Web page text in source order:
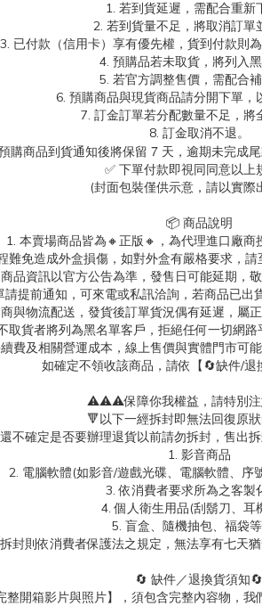
1. 若到貨延遲，需配合重新
2. 若到貨量不足，將取消訂單
3. 已付款（信用卡）享有優先權，貨到付款則
4. 預購品若未取貨，將列入黑
5. 若官方調整售價，需配合補
6. 預購商品與現貨商品請分開下單，
7. 訂金訂單若分配數量不足，將
8. 訂金取消不退。
購商品到貨通知後將保留 7 天，逾期未完成
✅ 下單付款即視同同意以上
(封面包裝僅供示意，請以實際
📦 商品說明
1. 本賣場商品皆為🔸正版🔸，為代理進口廠商
難免造成外盒損傷，如對外盒有嚴格要求，請
品資訊以官方公告為準，發售日可能延期，
請提前通知，可來電或私訊洽詢，若商品已出
與物流配送，發貨後訂單貨況偶有延遲，屬
取貨者將列為黑名單客戶，拒絕任何一切網
費及相關營運成本，線上售價與實體門市可
如確定不領收該商品，請依【🔄缺件/退
⚠️⚠️⚠️保障你我權益，請特別
🔻以下一經拆封即無法回復原
不確定是否要辦理退貨以前請勿拆封，售出
1. 影音商品
2. 電腦軟體(如影音/遊戲光碟、電腦軟體、序
3. 依消費者要求所為之客製
4. 個人衛生用品(刮鬍刀、耳
5. 盲盒、隨機抽包、福袋
封則依消費者保護法之規定，無法享有七天
🔄 缺件／退換貨須知🔄
開箱影片與照片】，須包含完整內容物，我